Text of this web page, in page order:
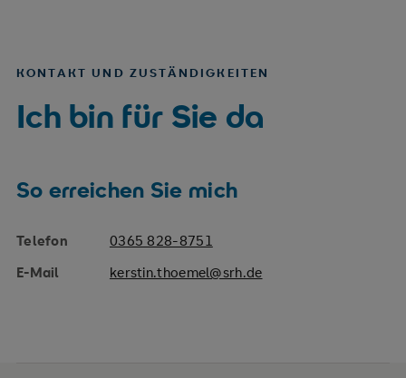
KONTAKT UND ZUSTÄNDIGKEITEN
Ich bin für Sie da
So erreichen Sie mich
Telefon
0365 828-8751
E-Mail
kerstin.thoemel@srh.de